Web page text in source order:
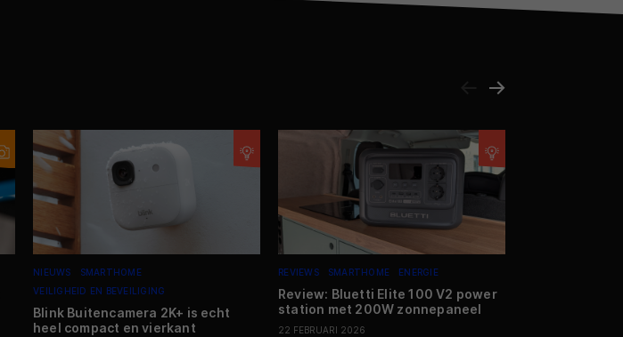
NIEUWS
SMARTHOME
VEILIGHEID EN BEVEILIGING
Blink Buitencamera 2K+ is echt
heel compact en vierkant
REVIEWS SMARTHOME ENERGIE
Review: Bluetti Elite 100 V2 power
station met 200W zonnepaneel
22 FEBRUARI 2026